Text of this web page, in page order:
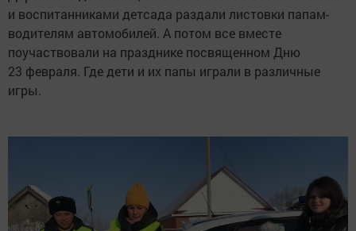
и воспитанниками детсада раздали листовки папам-
водителям автомобилей. А потом все вместе
поучаствовали на празднике посвященном Дню
23 февраля. Где дети и их папы играли в различные
игры.